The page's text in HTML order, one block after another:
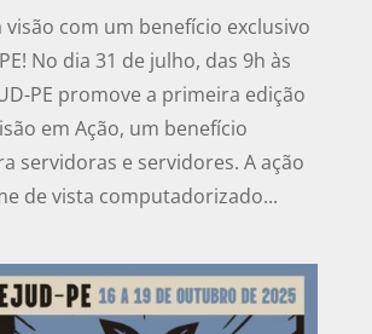
visão com um benefício exclusivo
No dia 31 de julho, das 9h às
PE promove a primeira edição
em Ação, um benefício
servidoras e servidores. A ação
de vista computadorizado...